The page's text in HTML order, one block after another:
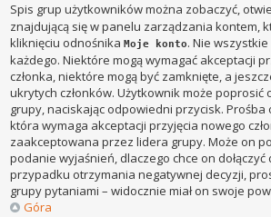
Spis grup użytkowników można zobaczyć,
znajdującą się w panelu zarządzania kontem,
kliknięciu odnośnikaMoje konto. Nie
każdego. Niektóre mogą wymagać akceptacji
członka, niektóre mogą być zamknięte, a
ukrytych członków. Użytkownik może poprosić
grupy, naciskając odpowiedni przycisk. Prośba
która wymaga akceptacji przyjęcia nowego
zaakceptowana przez lidera grupy. Może on
podanie wyjaśnień, dlaczego chce on dołączyć
przypadku otrzymania negatywnej decyzji,
grupy pytaniami – widocznie miał on swoje
Góra